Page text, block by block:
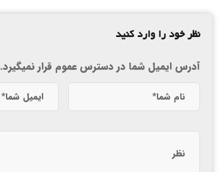
نظر خود را وارد کنید
آدرس ایمیل شما در دسترس عموم قرار نمیگیرد.